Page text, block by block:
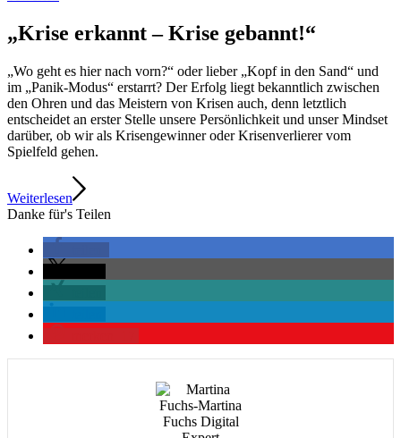
„Krise erkannt – Krise gebannt!“
„Wo geht es hier nach vorn?“ oder lieber „Kopf in den Sand“ und
im „Panik-Modus“ erstarrt? Der Erfolg liegt bekanntlich zwischen
den Ohren und das Meistern von Krisen auch, denn letztlich
entscheidet an erster Stelle unsere Persönlichkeit und unser Mindset
darüber, ob wir als Krisengewinner oder Krisenverlierer vom
Spielfeld gehen.
Weiterlesen
Danke für's Teilen